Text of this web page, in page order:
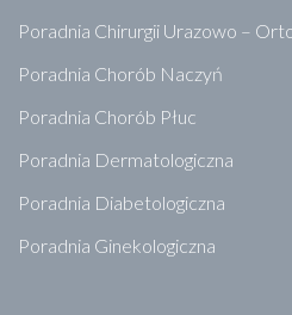
Poradnia Chirurgii Urazowo –
Poradnia Chorób Naczyń
Poradnia Chorób Płuc
Poradnia Dermatologiczna
Poradnia Diabetologiczna
Poradnia Ginekologiczna